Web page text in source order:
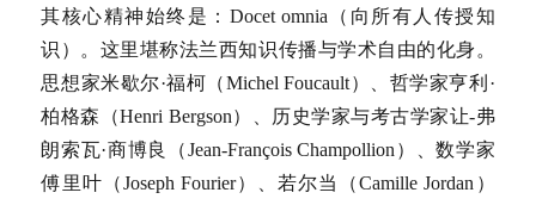
其核心精神始终是：Docet omnia（向所有人传授知
识）。这里堪称法兰西知识传播与学术自由的化身。
思想家米歇尔·福柯（Michel Foucault）、哲学家亨利·
柏格森（Henri Bergson）、历史学家与考古学家让-弗
朗索瓦·商博良（Jean-François Champollion）、数学家
傅里叶（Joseph Fourier）、若尔当（Camille Jordan）